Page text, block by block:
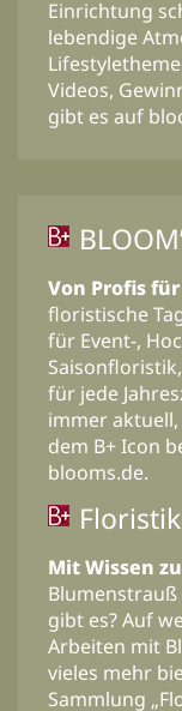
Einrichtung
lebendige
Videos,
gibt es auf
Von Profis
floristische
für Event-,
für jede
immer
dem B+ Icon
blooms.de.
Mit Wissen
Blumenstrauß
gibt es? Auf
Arbeiten mit
vieles mehr
Sammlung